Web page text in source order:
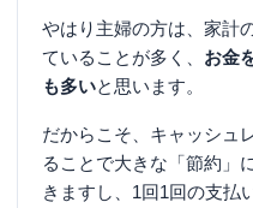
やはり主婦の方は、家計
ていることが多く、 お金
も多いと思います。
だからこそ、キャッシュ
ることで大きな「節約」
きますし、1回1回の支払